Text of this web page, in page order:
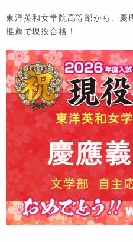
東洋英和女学院高等部から、慶
推薦で現役合格！